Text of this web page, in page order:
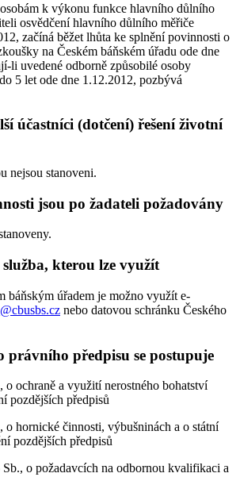
k výkonu funkce hlavního důlního
osvědčení hlavního důlního měřiče
začíná běžet lhůta ke splnění povinnosti o
na Českém báňském úřadu ode dne
li uvedené odborně způsobilé osoby
5 let ode dne 1.12.2012, pozbývá
účastníci (dotčení) řešení životní
nejsou stanoveni.
jsou po žadateli požadovány
kterou lze využít
báňským úřadem je možno využít e-
nebo datovou schránku Českého
právního předpisu se postupuje
o ochraně a využití nerostného bohatství
pozdějších předpisů
o hornické činnosti, výbušninách a o státní
pozdějších předpisů
o požadavcích na odbornou kvalifikaci a